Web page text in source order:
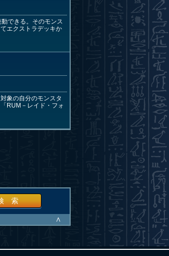
できる。そのモンス
エクストラデッキか
象の自分のモンスタ
RUM－レイド・フォ
索
∧